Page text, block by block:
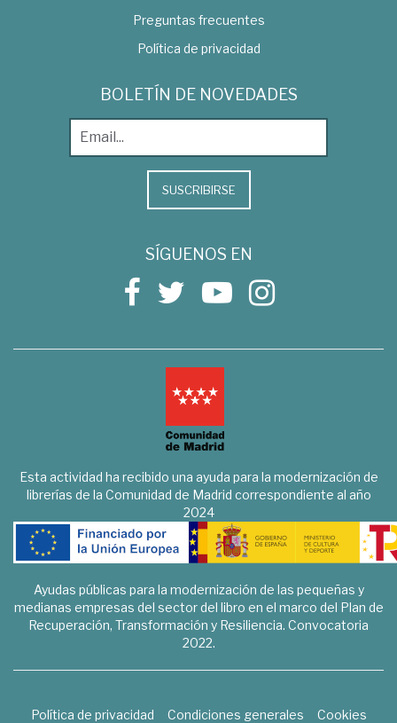
Preguntas frecuentes
Política de privacidad
BOLETÍN DE NOVEDADES
SUSCRIBIRSE
SÍGUENOS EN
Esta actividad ha recibido una ayuda para la modernización de
librerías de la Comunidad de Madrid correspondiente al año
2024
Ayudas públicas para la modernización de las pequeñas y
medianas empresas del sector del libro en el marco del Plan de
Recuperación, Transformación y Resiliencia. Convocatoria
2022.
Política de privacidad Condiciones generales
Cookies